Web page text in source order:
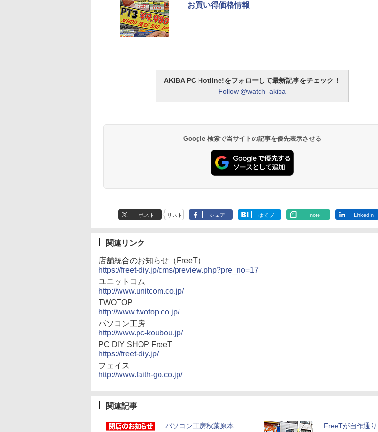
お買い得価格情報
AKIBA PC Hotline!をフォローして最新記事をチェック！
Follow @watch_akiba
Google 検索で当サイトの記事を優先表示させる
ポスト リスト シェア はてブ note LinkedIn
関連リンク
店舗統合のお知らせ（FreeT）
https://freet-diy.jp/cms/preview.php?pre_no=17
ユニットコム
http://www.unitcom.co.jp/
TWOTOP
http://www.twotop.co.jp/
パソコン工房
http://www.pc-koubou.jp/
PC DIY SHOP FreeT
https://freet-diy.jp/
フェイス
http://www.faith-go.co.jp/
関連記事
パソコン工房秋葉原本
FreeTが自作通り